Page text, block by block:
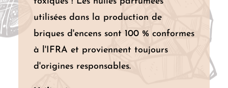
utilisées dans la production de
briques d'encens sont 100 % conformes
à l'IFRA et proviennent toujours
d'origines responsables.